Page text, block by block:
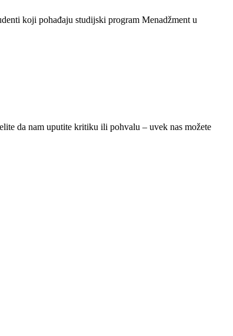
koji pohađaju studijski program Menadžment u
da nam uputite kritiku ili pohvalu – uvek nas možete